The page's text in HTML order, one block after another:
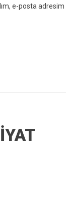
e-posta adresim